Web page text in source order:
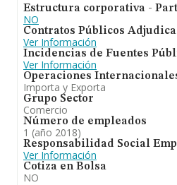
Estructura corporativa -
NO
Contratos Públicos
Ver Información
Incidencias de Fuentes
Ver Información
Operaciones
Importa y Exporta
Grupo Sector
Comercio
Número de empleados
1 (año 2018)
Responsabilidad Social
Ver Información
Cotiza en Bolsa
NO